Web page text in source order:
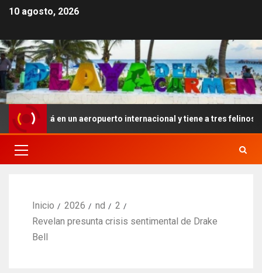
10 agosto, 2026
en un aeropuerto internacional y tiene a tres felinos
Inicio 2026 nd
2
Revelan presunta crisis sentimental de Drake
Bell